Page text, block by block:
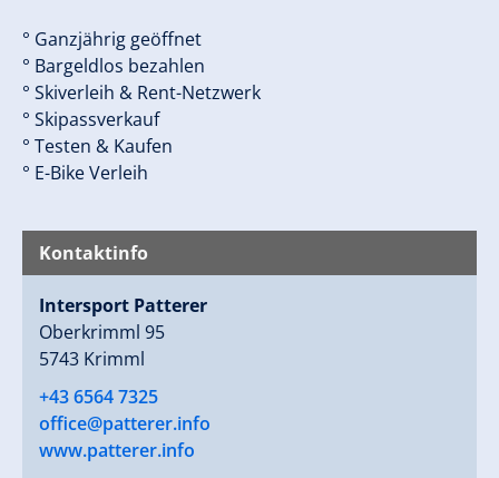
° Ganzjährig geöffnet
° Bargeldlos bezahlen
° Skiverleih & Rent-Netzwerk
° Skipassverkauf
° Testen & Kaufen
° E-Bike Verleih
Kontaktinfo
Intersport Patterer
Oberkrimml 95
5743 Krimml
+43 6564 7325
office@patterer.info
www.patterer.info